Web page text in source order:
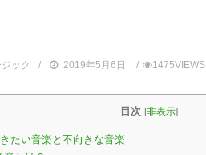
ック 2019年5月6日 1475VIEWS
目次 [非表示]
たい音楽と不向きな音楽